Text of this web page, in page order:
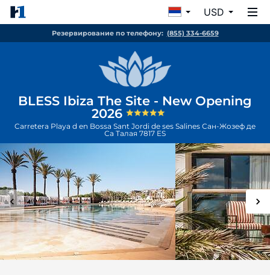
USD
Резервирование по телефону: (855) 334-6659
BLESS Ibiza The Site - New Opening
2026
Carretera Playa d en Bossa Sant Jordi de ses Salines Сан-Жозеф де
Са Талая 7817 ES